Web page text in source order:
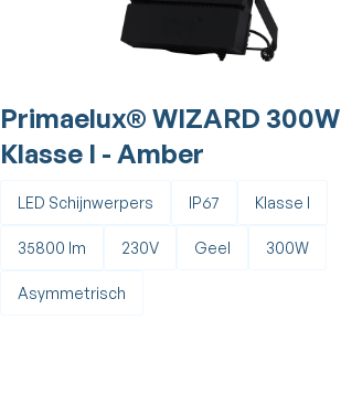
Primaelux® WIZARD 300W
Klasse I - Amber
LED Schijnwerpers IP67 Klasse I
35800 lm 230V Geel 300W
Asymmetrisch